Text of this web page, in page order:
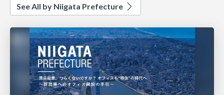
See All by Niigata Prefecture